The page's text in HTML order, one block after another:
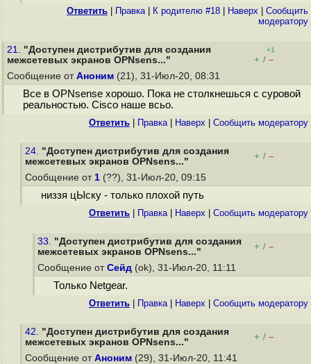
Ответить Правка| К родителю #18 Наверх
Cообщить
модератору
21. "Доступен дистрибутив для создания
межсетевых экранов OPNsens..."
+1
+ / –
Сообщение от Аноним (21), 31-Июл-20, 08:31
Все в OPNsense хорошо. Пока не столкнешься с суровой
реальностью. Cisco наше всьо.
Ответить Правка| Наверх Cообщить модератору
24. "Доступен дистрибутив для создания
межсетевых экранов OPNsens..."
+ / –
Сообщение от 1 (??), 31-Июл-20, 09:15
низзя цЫску - только плохой путь
Ответить Правка| Наверх Cообщить модератору
33. "Доступен дистрибутив для создания
межсетевых экранов OPNsens..."
+ / –
Сообщение от Сейд (ok), 31-Июл-20, 11:11
Только Netgear.
Ответить Правка| Наверх Cообщить модератору
42. "Доступен дистрибутив для создания
межсетевых экранов OPNsens..."
+ / –
Сообщение от Аноним (29), 31-Июл-20, 11:41